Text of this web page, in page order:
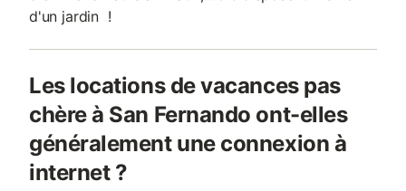
d'un jardin !
Les locations de vacances pas
chère à San Fernando ont-elles
généralement une connexion à
internet ?